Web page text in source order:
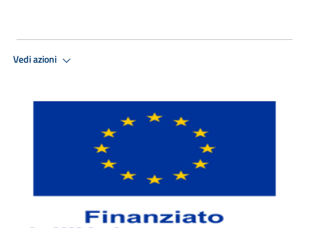
Vedi azioni